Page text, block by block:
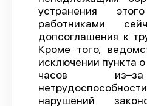
устранения
работниками
допсоглашения к
Кроме того,
исключении пункта
часов
нарушений